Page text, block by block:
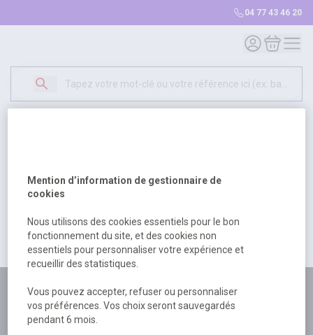
04 77 43 46 20
Mon compte
Mon
500
excuser pour la gêne occasionée.
Retour Retour à l'accueil
Plus de 180 personnes
à votre écoute
Plus de 80 000 références
Mention d’information de gestionnaire de
cookies
Nous utilisons des cookies essentiels pour le bon
fonctionnement du site, et des cookies non
essentiels pour personnaliser votre expérience et
recueillir des statistiques.
Vous pouvez accepter, refuser ou personnaliser
vos préférences. Vos choix seront sauvegardés
pendant 6 mois.